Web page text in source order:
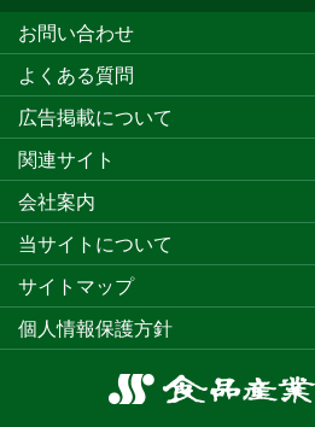
食
お問い合わせ
よくある質問
広告掲載について
関連サイト
会社案内
当サイトについて
サイトマップ
個人情報保護方針